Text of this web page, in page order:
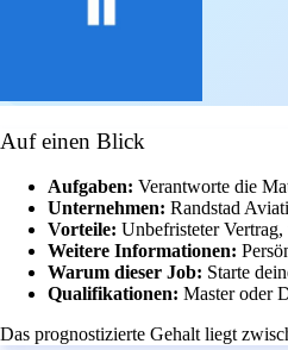
Auf einen Blick
Aufgaben: Verantworte die
Unternehmen: Randstad
Vorteile: Unbefristeter
Weitere Informationen:
Warum dieser Job: Starte
Qualifikationen: Master oder
Das prognostizierte Gehalt liegt